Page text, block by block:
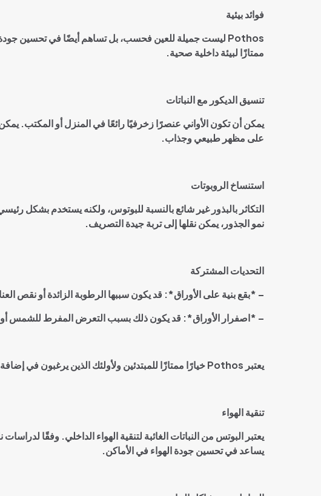
فوائد بيئية
Pothos ليست جميلة للعين فحسب، بل تساهم أيضًا في تحسين جودة
ممتازًا لبيئة داخلية صحية.
تنسيق الديكور مع النباتات
يمكن أن تكون الأواني عنصرًا زخرفيًا رائعًا في المنزل أو المكتب.
على مظهر طبيعي وجذاب.
استنساخ الروبوتات
نمو الجذور، يمكن نقلها إلى تربة جيدة التصريف.
التحديات المشتركة
– *بقع بنية على الأوراق*: قد يكون سببها الرطوبة الزائدة أو نقص
– *اصفرار الأوراق*: قد يكون ذلك بسبب التعرض المفرط للشمس أو
يعتبر خيارًا ممتازًا للمبتدئين ولأولئك الذين يرغبون في
تنقية الهواء
يعتبر البوتس من النباتات الغائبة لتنقية الهواء الداخلي. وفقًا
يساعد في تحسين جودة الهواء في الأماكن.